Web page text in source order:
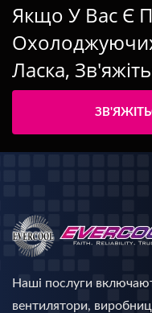
Якщо У Вас Є
Ласка,
Наші послуги
вентилятори,